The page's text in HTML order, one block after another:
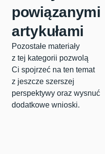
powiązanymi
artykułami
Pozostałe materiały
z tej kategorii pozwolą
Ci spojrzeć na ten temat
z jeszcze szerszej
perspektywy oraz wysnuć
dodatkowe wnioski.